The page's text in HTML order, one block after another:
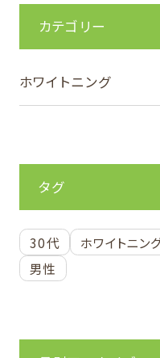
カテゴリー
ホワイトニング
タグ
30代 ホワイトニン
男性